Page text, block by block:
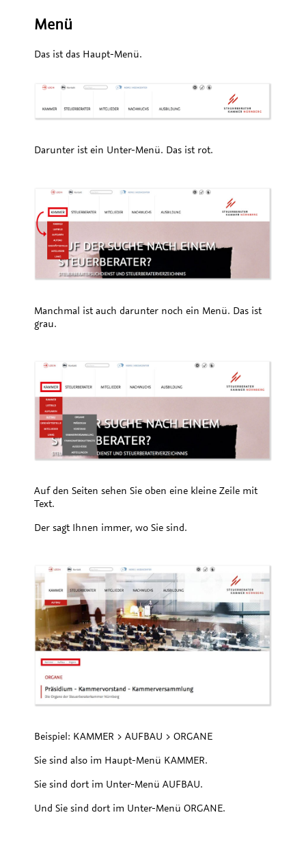
Menü
Das ist das Haupt-Menü.
Darunter ist ein Unter-Menü. Das ist rot.
Manchmal ist auch darunter noch ein Menü. Das ist
grau.
Auf den Seiten sehen Sie oben eine kleine Zeile mit
Text.
Der sagt Ihnen immer, wo Sie sind.
Beispiel: KAMMER > AUFBAU > ORGANE
Sie sind also im Haupt-Menü KAMMER.
Sie sind dort im Unter-Menü AUFBAU.
Und Sie sind dort im Unter-Menü ORGANE.